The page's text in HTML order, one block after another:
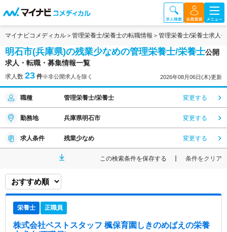
マイナビコメディカル 管理栄養士/栄養士の転職情報 管理栄養士/栄養士求人
明石市(兵庫県)の残業少なめの管理栄養士/栄養士公開
求人・転職・募集情報一覧
求人数 23 件※非公開求人を除く 2026年08月06日(木)更新
職種 管理栄養士/栄養士 変更する
勤務地 兵庫県明石市 変更する
求人条件 残業少なめ 変更する
この検索条件を保存する 条件をクリア
栄養士 正職員
株式会社ベストスタッフ 楓保育園しきのめばえ の栄養